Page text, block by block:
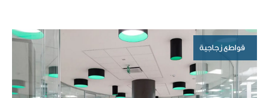
قواطع زجاجية